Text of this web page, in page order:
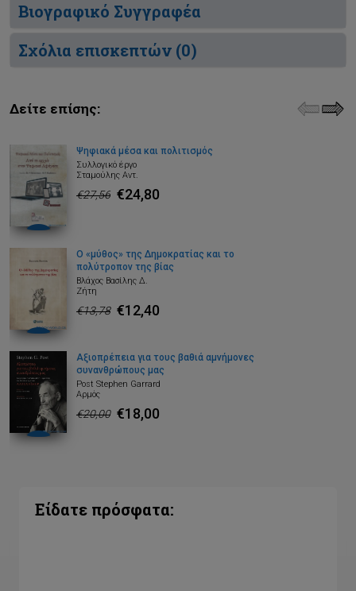
Βιογραφικό Συγγραφέα
Σχόλια επισκεπτών (0)
Δείτε επίσης:
Ψηφιακά μέσα και πολιτισμός
Συλλογικό έργο
Σταμούλης Αντ.
€27,56 €24,80
Ο «μύθος» της Δημοκρατίας και το
πολύτροπον της βίας
Βλάχος Βασίλης Δ.
Ζήτη
€13,78 €12,40
Αξιοπρέπεια για τους βαθιά αμνήμονες
συνανθρώπους μας
Post Stephen Garrard
Αρμός
€20,00 €18,00
Είδατε πρόσφατα: